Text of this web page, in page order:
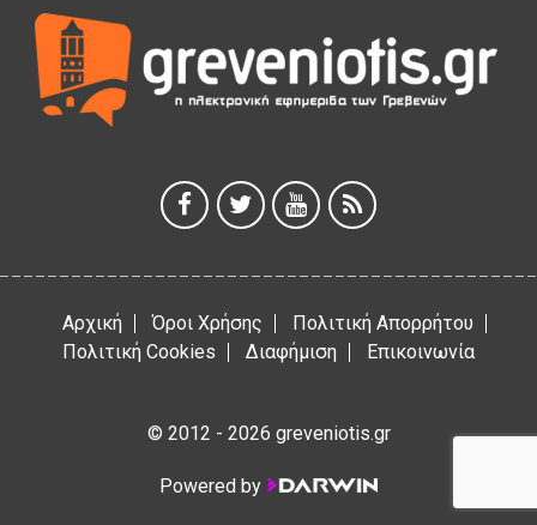
Θερινό Σινεμά στο πλαίσιο του «Πολιτιστικού
Καλοκαιριού 2026» με την βραβευμένη ταινία «Μικρές
Ανάσες».
5 Αυγούστου 2026
5 Αυγούστου 2026
Αρχική Όροι Χρήσης
Πολιτική Απορρήτου
Πολιτική Cookies
Διαφήμιση Επικοινωνία
© 2012 - 2026 greveniotis.gr
Powered by